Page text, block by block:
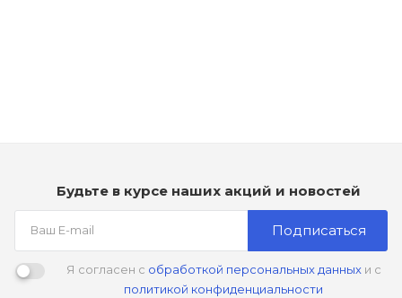
Будьте в курсе наших акций и новостей
Подписаться
Я согласен с обработкой персональных данныхи с
политикой конфиденциальности